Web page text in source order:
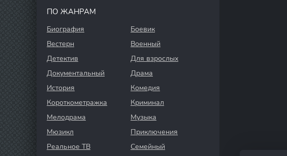
ПО ЖАНРАМ
Биография
Боевик
Вестерн
Военный
Детектив
Для взрослых
Документальный
Драма
История
Комедия
Короткометражка
Криминал
Мелодрама
Музыка
Мюзикл
Приключения
Реальное ТВ
Семейный